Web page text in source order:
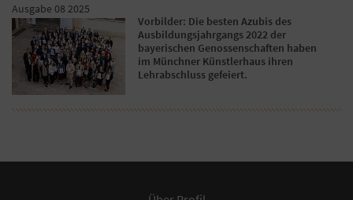
Ausgabe 08 2025
Vorbilder: Die besten Azubis des
Ausbildungsjahrgangs 2022 der
bayerischen Genossenschaften haben
im Münchner Künstlerhaus ihren
Lehrabschluss gefeiert.